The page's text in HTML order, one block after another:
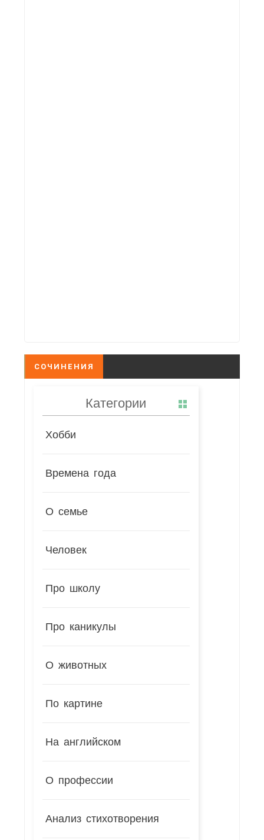
СОЧИНЕНИЯ
Категории
Хобби
Времена года
О семье
Человек
Про школу
Про каникулы
О животных
По картине
На английском
О профессии
Анализ стихотворения